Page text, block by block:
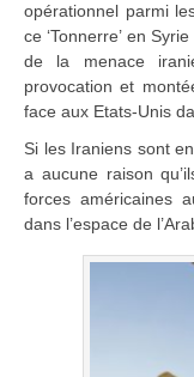
opérationnel parmi
ce ‘Tonnerre’ en
de la menace
provocation et
face aux Etats-Unis
Si les Iraniens sont
a aucune raison
forces américaines
dans l’espace de